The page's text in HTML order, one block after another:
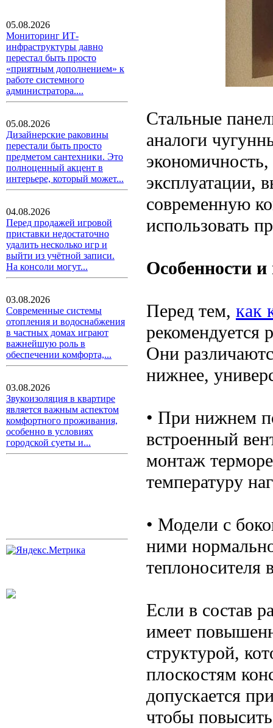
05.08.2026
Мониторинг ИТ-
инфраструктуры давно
перестал быть просто
«приятным дополнением» к
работе системного
администратора....
05.08.2026
Дизайнерские раковины
перестали быть просто
предметом сантехники. Это
полноценный акцент в
интерьере, который может...
04.08.2026
Перед продажей игровой
приставки недостаточно
удалить несколько игр и
выйти из учётной записи.
На консоли могут...
03.08.2026
Современные системы
отопления и водоснабжения
в частных домах играют
важнейшую роль в
обеспечении комфорта,...
03.08.2026
Звукоизоляция в квартире
является важным аспектом
комфортного проживания,
особенно в условиях
городской суеты и...
Стальные
аналоги
эксплуатации,
современную
использовать
Особенности
Перед тем, как
рекомендуется
Они
нижнее,
• При нижнем
встроенный
монтаж
температуру
• Модели с
ними
теплоносителя
Если в состав
имеет
структурой,
плоскостям
допускается
чтобы